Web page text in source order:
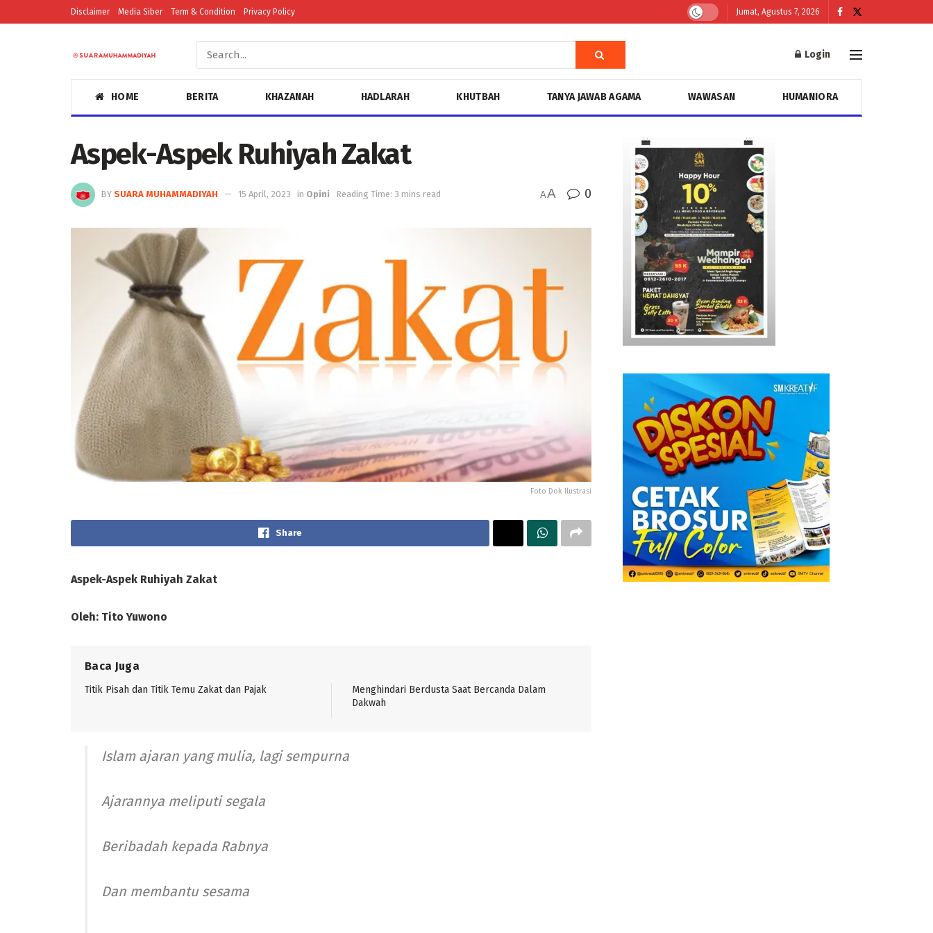
Disclaimer Media Siber Term & Condition Privacy Policy Jumat, Agustus 7, 2026
Login
HOME BERITA KHAZANAH HADLARAH KHUTBAH TANYA JAWAB AGAMA WAWASAN HUMANIORA
Aspek-Aspek Ruhiyah Zakat
BY SUARA MUHAMMADIYAH 15 April, 2023 in Opini Reading Time: 3 mins read AA 0
Foto Dok Ilustrasi
Share
Aspek-Aspek Ruhiyah Zakat
Oleh: Tito Yuwono
Baca Juga
Titik Pisah dan Titik Temu Zakat dan Pajak
Menghindari Berdusta Saat Bercanda Dalam
Dakwah
Islam ajaran yang mulia, lagi sempurna
Ajarannya meliputi segala
Beribadah kepada Rabnya
Dan membantu sesama